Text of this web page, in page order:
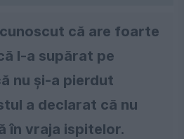
că are foarte
l-a supărat pe
nu și-a pierdut
a declarat că nu
în vraja ispitelor.